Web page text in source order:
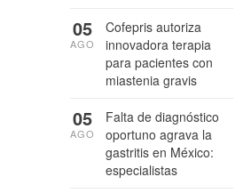
Cofepris autoriza
innovadora terapia
para pacientes con
miastenia gravis
05
AGO
Falta de diagnóstico
oportuno agrava la
gastritis en México:
especialistas
05
AGO